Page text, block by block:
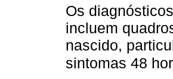
Os
incluem
nascido,
sintomas 48